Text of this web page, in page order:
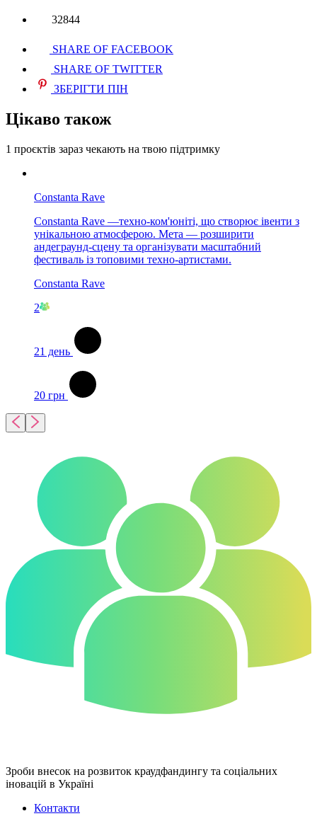
32844
SHARE OF FACEBOOK
SHARE OF TWITTER
ЗБЕРІГТИ ПІН
Цікаво також
1 проєктів зараз чекають на твою підтримку
Constanta Rave
Constanta Rave —техно-ком'юніті, що створює івенти з
унікальною атмосферою. Мета — розширити
андеграунд-сцену та організувати масштабний
фестиваль із топовими техно-артистами.
Constanta Rave
2
21 день
20 грн
Зроби внесок на розвиток краудфандингу та соціальних
іновацій в Україні
Контакти